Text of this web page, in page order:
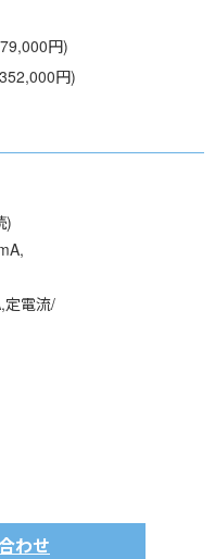
円)
円)
)
定電流/
わせ